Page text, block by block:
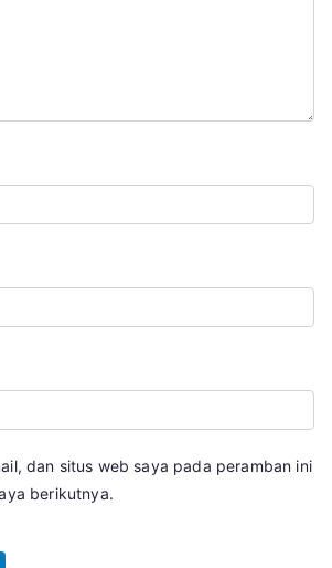
dan situs web saya pada peramban ini
berikutnya.